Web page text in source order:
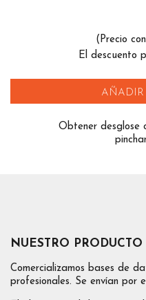
(Precio
El descuento
AÑADIR
Obtener desglose
NUESTRO PRODUCTO
Comercializamos bases de
profesionales. Se envían por